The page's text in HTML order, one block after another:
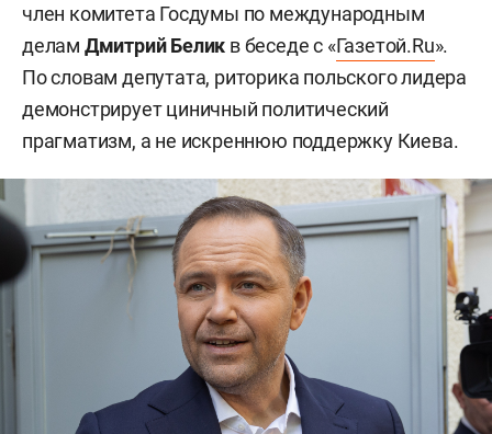
член комитета Госдумы по международным
делам Дмитрий Белик в беседе с «Газетой.Ru».
По словам депутата, риторика польского лидера
демонстрирует циничный политический
прагматизм, а не искреннюю поддержку Киева.